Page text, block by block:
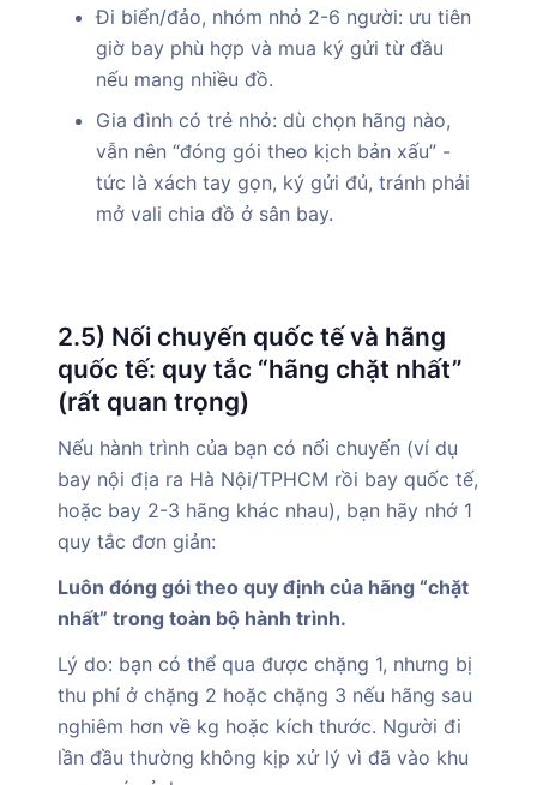
Đi biển/đảo, nhóm nhỏ 2-6 người: ưu tiên
giờ bay phù hợp và mua ký gửi từ đầu
nếu mang nhiều đồ.
Gia đình có trẻ nhỏ: dù chọn hãng nào,
vẫn nên “đóng gói theo kịch bản xấu” -
tức là xách tay gọn, ký gửi đủ, tránh phải
mở vali chia đồ ở sân bay.
2.5) Nối chuyến quốc tế và hãng
quốc tế: quy tắc “hãng chặt nhất”
(rất quan trọng)
Nếu hành trình của bạn có nối chuyến (ví dụ
bay nội địa ra Hà Nội/TPHCM rồi bay quốc tế,
hoặc bay 2-3 hãng khác nhau), bạn hãy nhớ 1
quy tắc đơn giản:
Luôn đóng gói theo quy định của hãng “chặt
nhất” trong toàn bộ hành trình.
Lý do: bạn có thể qua được chặng 1, nhưng bị
thu phí ở chặng 2 hoặc chặng 3 nếu hãng sau
nghiêm hơn về kg hoặc kích thước. Người đi
lần đầu thường không kịp xử lý vì đã vào khu